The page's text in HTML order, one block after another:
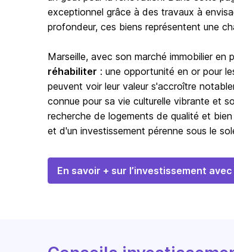
exceptionnel grâce à des travaux à
profondeur, ces biens représentent une
Marseille, avec son marché immobilier en
réhabiliter : une opportunité en or pour
peuvent voir leur valeur s'accroître
connue pour sa vie culturelle vibrante et
recherche de logements de qualité et bien
et d'un investissement pérenne sous le
En savoir + sur l’investissement